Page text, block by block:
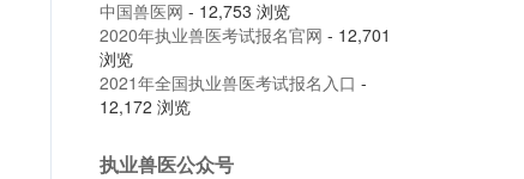
中国兽医网 - 12,753 浏览
2020年执业兽医考试报名官网 - 12,701
浏览
2021年全国执业兽医考试报名入口 -
12,172 浏览
执业兽医公众号